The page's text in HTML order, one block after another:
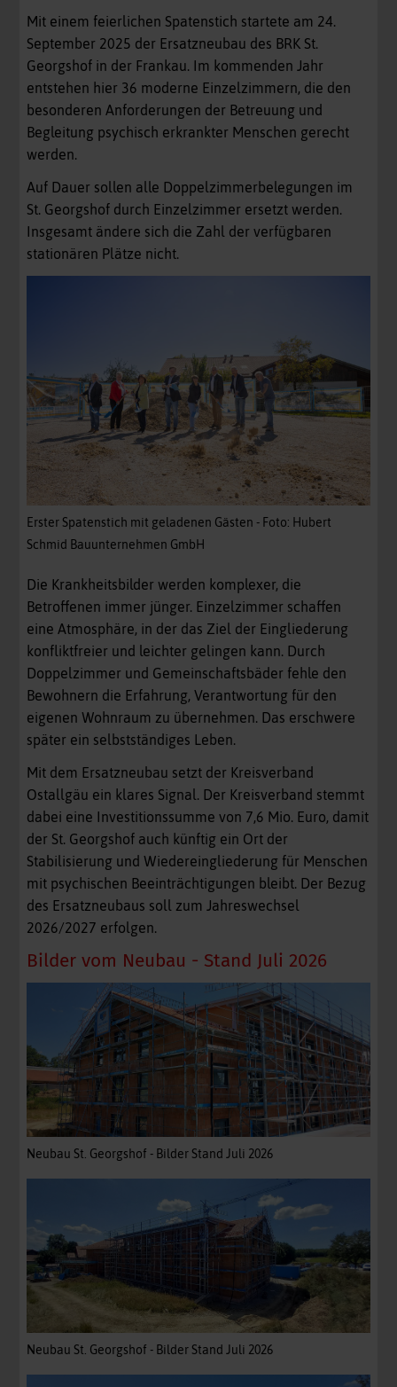
Mit einem feierlichen Spatenstich startete am 24.
September 2025 der Ersatzneubau des BRK St.
Georgshof in der Frankau. Im kommenden Jahr
entstehen hier 36 moderne Einzelzimmern, die den
besonderen Anforderungen der Betreuung und
Begleitung psychisch erkrankter Menschen gerecht
werden.
Auf Dauer sollen alle Doppelzimmerbelegungen im
St. Georgshof durch Einzelzimmer ersetzt werden.
Insgesamt ändere sich die Zahl der verfügbaren
stationären Plätze nicht.
Erster Spatenstich mit geladenen Gästen - Foto: Hubert
Schmid Bauunternehmen GmbH
Die Krankheitsbilder werden komplexer, die
Betroffenen immer jünger. Einzelzimmer schaffen
eine Atmosphäre, in der das Ziel der Eingliederung
konfliktfreier und leichter gelingen kann. Durch
Doppelzimmer und Gemeinschaftsbäder fehle den
Bewohnern die Erfahrung, Verantwortung für den
eigenen Wohnraum zu übernehmen. Das erschwere
später ein selbstständiges Leben.
Mit dem Ersatzneubau setzt der Kreisverband
Ostallgäu ein klares Signal. Der Kreisverband stemmt
dabei eine Investitionssumme von 7,6 Mio. Euro, damit
der St. Georgshof auch künftig ein Ort der
Stabilisierung und Wiedereingliederung für Menschen
mit psychischen Beeinträchtigungen bleibt. Der Bezug
des Ersatzneubaus soll zum Jahreswechsel
2026/2027 erfolgen.
Bilder vom Neubau - Stand Juli 2026
Neubau St. Georgshof - Bilder Stand Juli 2026
Neubau St. Georgshof - Bilder Stand Juli 2026